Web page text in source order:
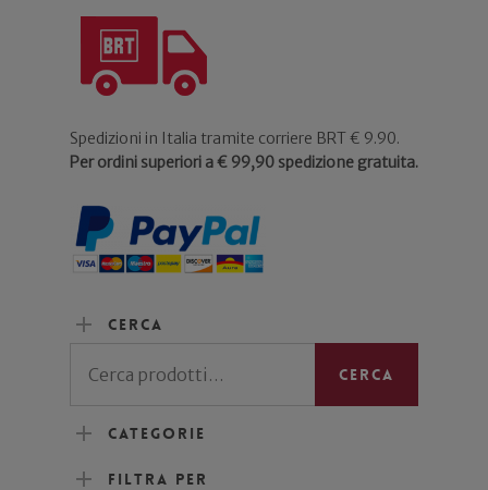
Spedizioni in Italia tramite corriere BRT € 9.90.
Per ordini superiori a € 99,90 spedizione gratuita.
Cerca
Cerca
Categorie
Filtra per